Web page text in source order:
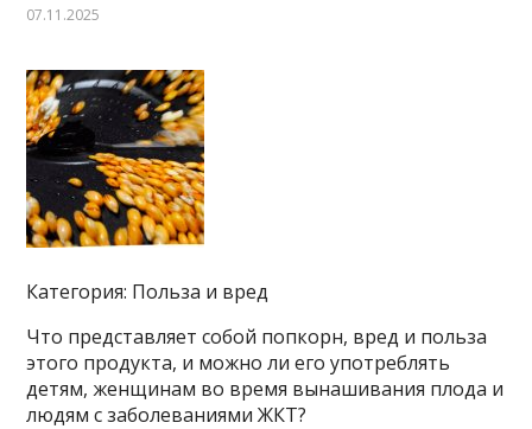
07.11.2025
Категория: Польза и вред
Что представляет собой попкорн, вред и польза
этого продукта, и можно ли его употреблять
детям, женщинам во время вынашивания плода и
людям с заболеваниями ЖКТ?